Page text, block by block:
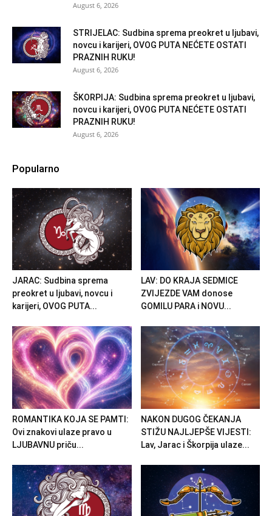
August 6, 2026
STRIJELAC: Sudbina sprema preokret u ljubavi,
novcu i karijeri, OVOG PUTA NEĆETE OSTATI
PRAZNIH RUKU!
August 6, 2026
ŠKORPIJA: Sudbina sprema preokret u ljubavi,
novcu i karijeri, OVOG PUTA NEĆETE OSTATI
PRAZNIH RUKU!
August 6, 2026
Popularno
JARAC: Sudbina sprema
preokret u ljubavi, novcu i
karijeri, OVOG PUTA...
LAV: DO KRAJA SEDMICE
ZVIJEZDE VAM donose
GOMILU PARA i NOVU...
ROMANTIKA KOJA SE PAMTI:
Ovi znakovi ulaze pravo u
LJUBAVNU priču...
NAKON DUGOG ČEKANJA
STIŽU NAJLJEPŠE VIJESTI:
Lav, Jarac i Škorpija ulaze...